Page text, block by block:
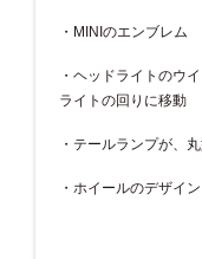
・MINIのエンブレム
・ヘッドライトのウ
ライトの回りに移動
・テールランプが、
・ホイールのデザイン